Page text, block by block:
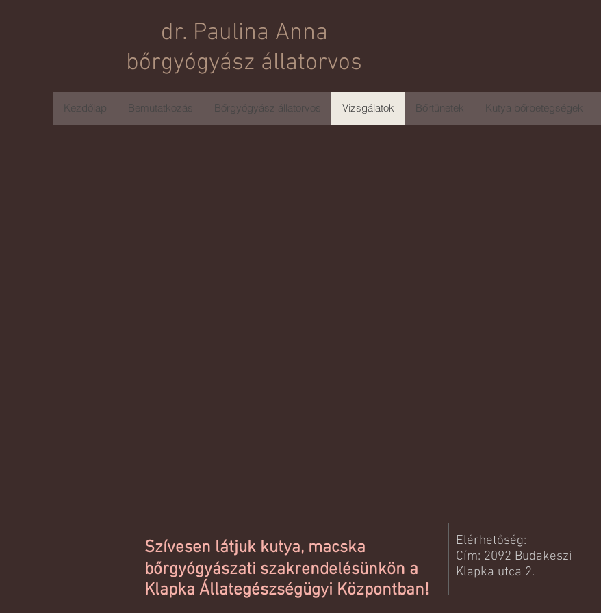
dr. Paulina Anna
bőrgyógyász állatorvos
Kezdőlap Bemutatkozás Bőrgyógyász állatorvos Vizsgálatok Bőrtünetek Kutya bőrbetegségek
Elérhetőség:
Cím: 2092 Budakeszi
Klapka utca 2.
Szívesen látjuk kutya, macska
bőrgyógyászati szakrendelésünkön a
Klapka Állategészségügyi Központban!